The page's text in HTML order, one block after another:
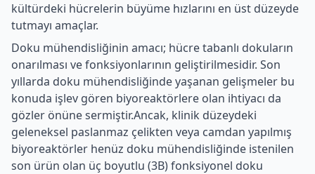
kültürdeki hücrelerin büyüme hızlarını en üst düzeyde
tutmayı amaçlar.
Doku mühendisliğinin amacı; hücre tabanlı dokuların
onarılması ve fonksiyonlarının geliştirilmesidir. Son
yıllarda doku mühendisliğinde yaşanan gelişmeler bu
konuda işlev gören biyoreaktörlere olan ihtiyacı da
gözler önüne sermiştir.Ancak, klinik düzeydeki
geleneksel paslanmaz çelikten veya camdan yapılmış
biyoreaktörler henüz doku mühendisliğinde istenilen
son ürün olan üç boyutlu (3B) fonksiyonel doku